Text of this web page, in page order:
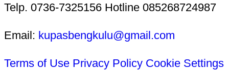
Telp. 0736-7325156 Hotline 085268724987
Email: kupasbengkulu@gmail.com
Terms of Use Privacy Policy Cookie Settings